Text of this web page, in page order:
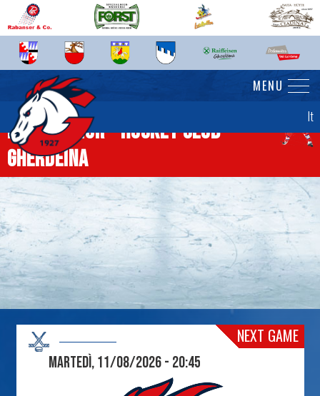
It
MENU
News junior - Hockey Club
Gherdëina
NEXT GAME
Martedì, 11/08/2026 - 20:45